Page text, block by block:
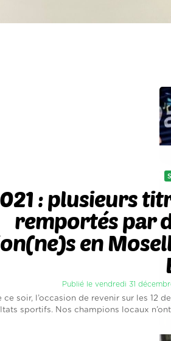
: plusieurs
remportés par
en
Publié le vendredi 31
ce soir, l’occasion de revenir sur les 12
sportifs. Nos champions locaux n’ont